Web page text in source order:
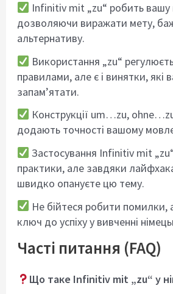
Infinitiv mit „zu“ робить
дозволяючи виражати мету,
альтернативу.
Використання „zu“
правилами, але є і винятки, які
запам’ятати.
Конструкції um…zu,
додають точності вашому
Застосування Infinitiv mit
практики, але завдяки
швидко опануєте цю тему.
Не бійтеся робити
ключ до успіху у вивченні
Часті питання (FAQ)
Що таке Infinitiv mit „zu“ у